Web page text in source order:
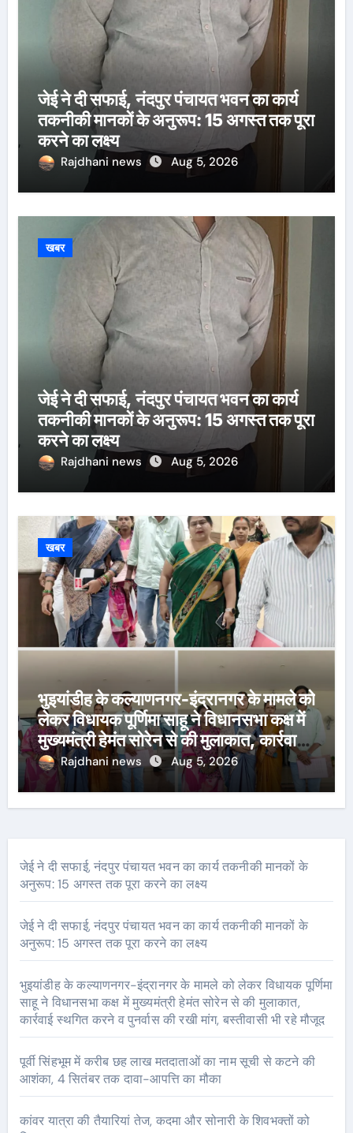
जेई ने दी सफाई, नंदपुर पंचायत भवन का कार्य
तकनीकी मानकों के अनुरूप: 15 अगस्त तक पूरा
करने का लक्ष्य
Rajdhani news Aug 5, 2026
खबर
जेई ने दी सफाई, नंदपुर पंचायत भवन का कार्य
तकनीकी मानकों के अनुरूप: 15 अगस्त तक पूरा
करने का लक्ष्य
Rajdhani news Aug 5, 2026
खबर
भुइयांडीह के कल्याणनगर-इंद्रानगर के मामले को
लेकर विधायक पूर्णिमा साहू ने विधानसभा कक्ष में
मुख्यमंत्री हेमंत सोरेन से की मुलाकात, कार्रवाई
स्थगित करने व पुनर्वास की रखी मांग, बस्तीवासी
भी रहे मौजूद
Rajdhani news Aug 5, 2026
जेई ने दी सफाई, नंदपुर पंचायत भवन का कार्य तकनीकी मानकों के
अनुरूप: 15 अगस्त तक पूरा करने का लक्ष्य
जेई ने दी सफाई, नंदपुर पंचायत भवन का कार्य तकनीकी मानकों के
अनुरूप: 15 अगस्त तक पूरा करने का लक्ष्य
भुइयांडीह के कल्याणनगर-इंद्रानगर के मामले को लेकर विधायक पूर्णिमा
साहू ने विधानसभा कक्ष में मुख्यमंत्री हेमंत सोरेन से की मुलाकात,
कार्रवाई स्थगित करने व पुनर्वास की रखी मांग, बस्तीवासी भी रहे मौजूद
पूर्वी सिंहभूम में करीब छह लाख मतदाताओं का नाम सूची से कटने की
आशंका, 4 सितंबर तक दावा-आपत्ति का मौका
कांवर यात्रा की तैयारियां तेज, कदमा और सोनारी के शिवभक्तों को